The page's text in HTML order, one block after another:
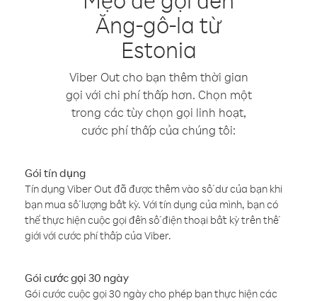
Ăng-gô-la từ
Estonia
Viber Out cho bạn thêm thời gian
gọi với chi phí thấp hơn. Chọn một
trong các tùy chọn gọi linh hoạt,
cước phí thấp của chúng tôi:
Gói tín dụng
Tín dụng Viber Out đã được thêm vào số dư của bạn khi
bạn mua số lượng bất kỳ. Với tín dụng của mình, bạn có
thể thực hiện cuộc gọi đến số điện thoại bất kỳ trên thế
giới với cước phí thấp của Viber.
Gói cước gọi 30 ngày
Gói cước cuộc gọi 30 ngày cho phép bạn thực hiện các